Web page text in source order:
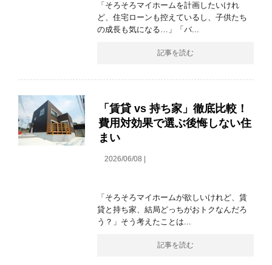
「そろそろマイホームを計画したいけれ
ど、住宅ローンも控えているし、子供たち
の成長も気になる…」「バ...
記事を読む
「賃貸 vs 持ち家」徹底比較！
費用対効果で選ぶ後悔しない住
まい
2026/06/08 |
「そろそろマイホームが欲しいけれど、賃
貸と持ち家、結局どっちがおトクなんだろ
う？」そう考えたことは...
記事を読む